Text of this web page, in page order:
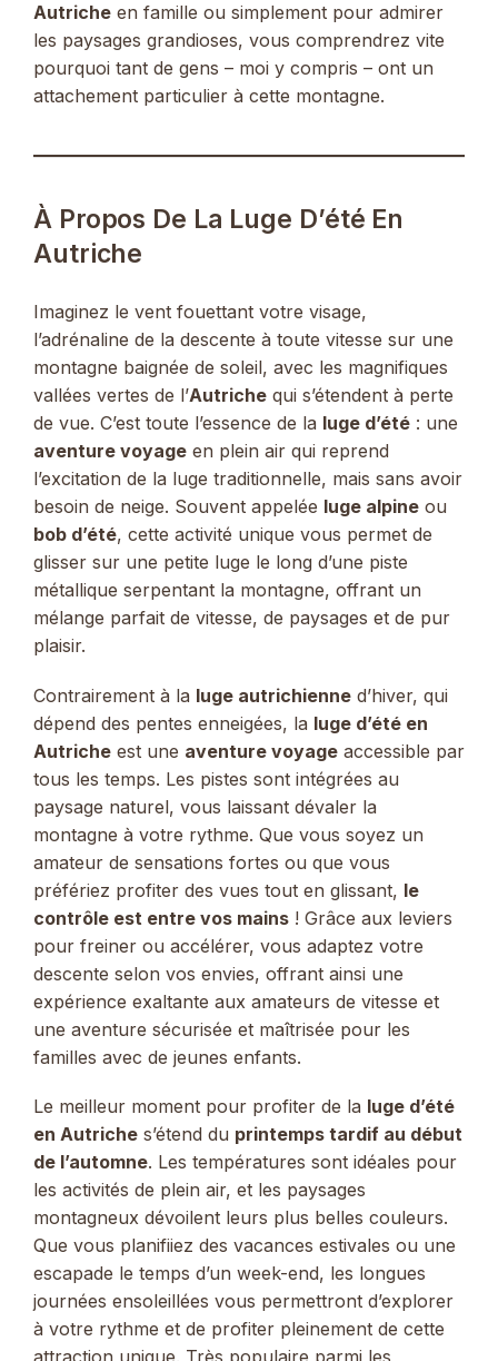
Autriche en famille ou simplement pour admirer
les paysages grandioses, vous comprendrez vite
pourquoi tant de gens – moi y compris – ont un
attachement particulier à cette montagne.
À Propos De La Luge D’été En
Autriche
Imaginez le vent fouettant votre visage,
l’adrénaline de la descente à toute vitesse sur une
montagne baignée de soleil, avec les magnifiques
vallées vertes de l’Autriche qui s’étendent à perte
de vue. C’est toute l’essence de la luge d’été : une
aventure voyage en plein air qui reprend
l’excitation de la luge traditionnelle, mais sans avoir
besoin de neige. Souvent appelée luge alpine ou
bob d’été, cette activité unique vous permet de
glisser sur une petite luge le long d’une piste
métallique serpentant la montagne, offrant un
mélange parfait de vitesse, de paysages et de pur
plaisir.
Contrairement à la luge autrichienne d’hiver, qui
dépend des pentes enneigées, la luge d’été en
Autriche est une aventure voyage accessible par
tous les temps. Les pistes sont intégrées au
paysage naturel, vous laissant dévaler la
montagne à votre rythme. Que vous soyez un
amateur de sensations fortes ou que vous
préfériez profiter des vues tout en glissant, le
contrôle est entre vos mains ! Grâce aux leviers
pour freiner ou accélérer, vous adaptez votre
descente selon vos envies, offrant ainsi une
expérience exaltante aux amateurs de vitesse et
une aventure sécurisée et maîtrisée pour les
familles avec de jeunes enfants.
Le meilleur moment pour profiter de la luge d’été
en Autriche s’étend du printemps tardif au début
de l’automne. Les températures sont idéales pour
les activités de plein air, et les paysages
montagneux dévoilent leurs plus belles couleurs.
Que vous planifiiez des vacances estivales ou une
escapade le temps d’un week-end, les longues
journées ensoleillées vous permettront d’explorer
à votre rythme et de profiter pleinement de cette
attraction unique. Très populaire parmi les